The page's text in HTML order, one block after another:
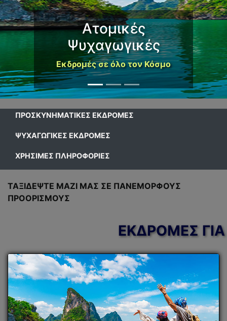
Ατομικές
Ψυχαγωγικές
Εκδρομές σε όλο τον Κόσμο
Previous Next
ΠΡΟΣΚΥΝΗΜΑΤΙΚΕΣ ΕΚΔΡΟΜΕΣ
ΨΥΧΑΓΩΓΙΚΕΣ ΕΚΔΡΟΜΕΣ
ΧΡΗΣΙΜΕΣ ΠΛΗΡΟΦΟΡΙΕΣ
ΤΑΞΙΔΕΨΤΕ ΜΑΖΙ ΜΑΣ ΣΕ ΠΑΝΕΜΟΡΦΟΥΣ
ΠΡΟΟΡΙΣΜΟΥΣ
ΕΚΔΡΟΜΕΣ ΓΙΑ